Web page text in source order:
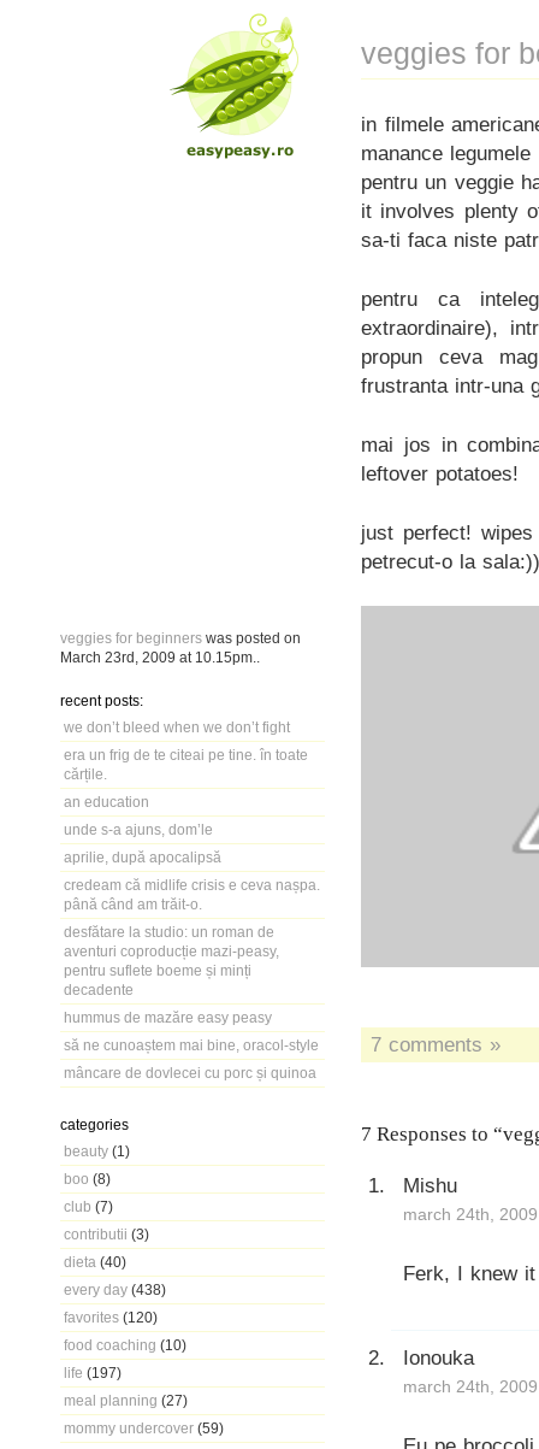
veggies for beginners was posted on
March 23rd, 2009 at 10.15pm
recent posts:
we don’t bleed when we don’t fight
era un frig de te citeai pe tine. în toate
cărțile.
an education
unde s-a ajuns, dom’le
aprilie, după apocalipsă
credeam că midlife crisis e ceva nașpa.
până când am trăit-o.
desfătare la studio: un roman de
aventuri coproducție mazi-peasy,
pentru suflete boeme și minți
decadente
hummus de mazăre easy peasy
să ne cunoaștem mai bine, oracol-style
mâncare de dovlecei cu porc și quinoa
categories
beauty (1)
boo (8)
club (7)
contributii (3)
dieta (40)
every day (438)
favorites (120)
food coaching (10)
life (197)
meal planning (27)
mommy undercover (59)
veggies for
in filmele
manance
pentru un veggie
it involves plenty
sa-ti faca niste
pentru ca
extraordinaire),
propun ceva
frustranta intr-una
mai jos in
leftover potatoes!
just perfect!
petrecut-o la sala:))
7 comments »
7 Responses to
Mishu
march 24th,
Ferk, I knew
Ionouka
march 24th,